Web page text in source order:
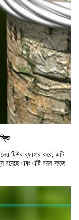
টিউব ব্যবহার করে, এটি
রয়েছে এবং এটি বয়স সহজ